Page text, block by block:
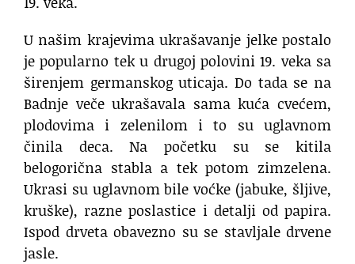
U našim krajevima ukrašavanje jelke postalo
je popularno tek u drugoj polovini 19. veka sa
širenjem germanskog uticaja. Do tada se na
Badnje veče ukrašavala sama kuća cvećem,
plodovima i zelenilom i to su uglavnom
činila deca. Na početku su se kitila
belogorična stabla a tek potom zimzelena.
Ukrasi su uglavnom bile voćke (jabuke, šljive,
kruške), razne poslastice i detalji od papira.
Ispod drveta obavezno su se stavljale drvene
jasle.